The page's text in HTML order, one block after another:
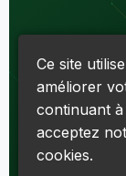
© 2026
Politique de
Numéro
Ce site
améliorer
continuant
acceptez
cookies.